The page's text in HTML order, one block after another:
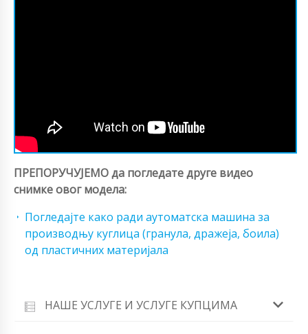
ПРЕПОРУЧУЈЕМО да погледате друге видео
снимке овог модела:
Погледајте како ради аутоматска машина за
производњу куглица (гранула, дражеја, боила)
од пластичних материјала
НАШЕ УСЛУГЕ И УСЛУГЕ КУПЦИМА